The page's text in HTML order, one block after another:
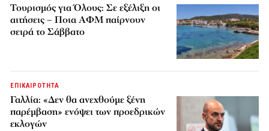
Τουρισμός για Όλους: Σε εξέλιξη οι
αιτήσεις – Ποια ΑΦΜ παίρνουν
σειρά το Σάββατο
ΕΠΙΚΑΙΡΟΤΗΤΑ
Γαλλία: «Δεν θα ανεχθούμε ξένη
παρέμβαση» ενόψει των προεδρικών
εκλογών